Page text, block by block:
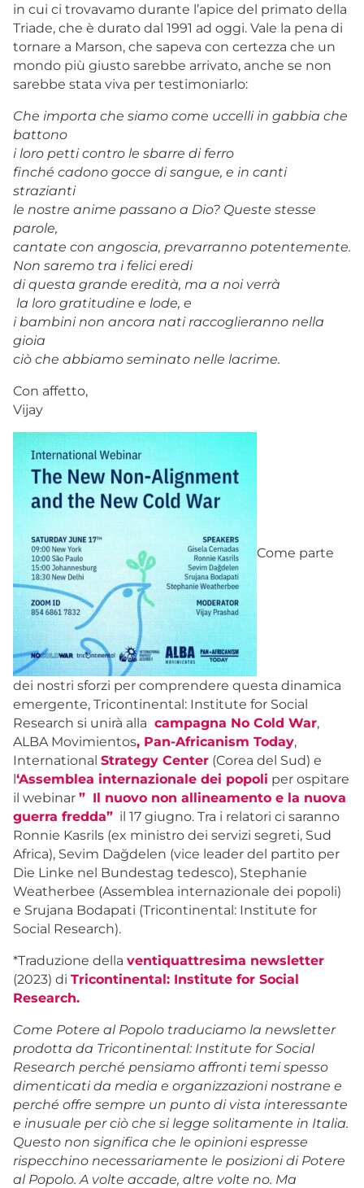
in cui ci trovavamo durante l’apice del primato della
Triade, che è durato dal 1991 ad oggi. Vale la pena di
tornare a Marson, che sapeva con certezza che un
mondo più giusto sarebbe arrivato, anche se non
sarebbe stata viva per testimoniarlo:
Che importa che siamo come uccelli in gabbia che
battono
i loro petti contro le sbarre di ferro
finché cadono gocce di sangue, e in canti
strazianti
le nostre anime passano a Dio? Queste stesse
parole,
cantate con angoscia, prevarranno potentemente.
Non saremo tra i felici eredi
di questa grande eredità, ma a noi verrà
la loro gratitudine e lode, e
i bambini non ancora nati raccoglieranno nella
gioia
ciò che abbiamo seminato nelle lacrime.
Con affetto,
Vijay
Come parte
dei nostri sforzi per comprendere questa dinamica
emergente, Tricontinental: Institute for Social
Research si unirà alla campagna No Cold War,
ALBA Movimientos, Pan-Africanism Today,
International Strategy Center (Corea del Sud) e
l‘Assemblea internazionale dei popoli per ospitare
il webinar ” Il nuovo non allineamento e la nuova
guerra fredda” il 17 giugno. Tra i relatori ci saranno
Ronnie Kasrils (ex ministro dei servizi segreti, Sud
Africa), Sevim Dağdelen (vice leader del partito per
Die Linke nel Bundestag tedesco), Stephanie
Weatherbee (Assemblea internazionale dei popoli)
e Srujana Bodapati (Tricontinental: Institute for
Social Research).
*Traduzione della ventiquattresima newsletter
(2023) di Tricontinental: Institute for Social
Research.
Come Potere al Popolo traduciamo la newsletter
prodotta da Tricontinental: Institute for Social
Research perché pensiamo affronti temi spesso
dimenticati da media e organizzazioni nostrane e
perché offre sempre un punto di vista interessante
e inusuale per ciò che si legge solitamente in Italia.
Questo non significa che le opinioni espresse
rispecchino necessariamente le posizioni di Potere
al Popolo. A volte accade, altre volte no. Ma